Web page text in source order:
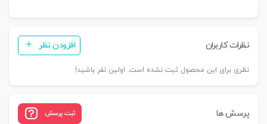
نظرات کاربران افزودن نظر
نظری برای این محصول ثبت نشده است. اولین نفر باشید!
پرسش ها ثبت پرسش